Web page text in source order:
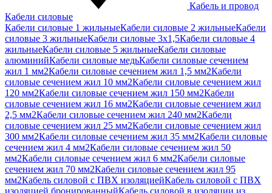
Кабель и провод
Кабели силовые
Кабели силовые 1 жильныеКабели силовые 2 жильныеКабели
силовые 3 жильныеКабели силовые 3х1,5Кабели силовые 4
жильныеКабели силовые 5 жильныеКабели силовые
алюминийКабели силовые медьКабели силовые сечением
жил 1 мм2Кабели силовые сечением жил 1,5 мм2Кабели
силовые сечением жил 10 мм2Кабели силовые сечением жил
120 мм2Кабели силовые сечением жил 150 мм2Кабели
силовые сечением жил 16 мм2Кабели силовые сечением жил
2,5 мм2Кабели силовые сечением жил 240 мм2Кабели
силовые сечением жил 25 мм2Кабели силовые сечением жил
300 мм2Кабели силовые сечением жил 35 мм2Кабели силовые
сечением жил 4 мм2Кабели силовые сечением жил 50
мм2Кабели силовые сечением жил 6 мм2Кабели силовые
сечением жил 70 мм2Кабели силовые сечением жил 95
мм2Кабель силовой с ПВХ изоляциейКабель силовой с ПВХ
изоляцией бронированныйКабель силовой в изоляции из